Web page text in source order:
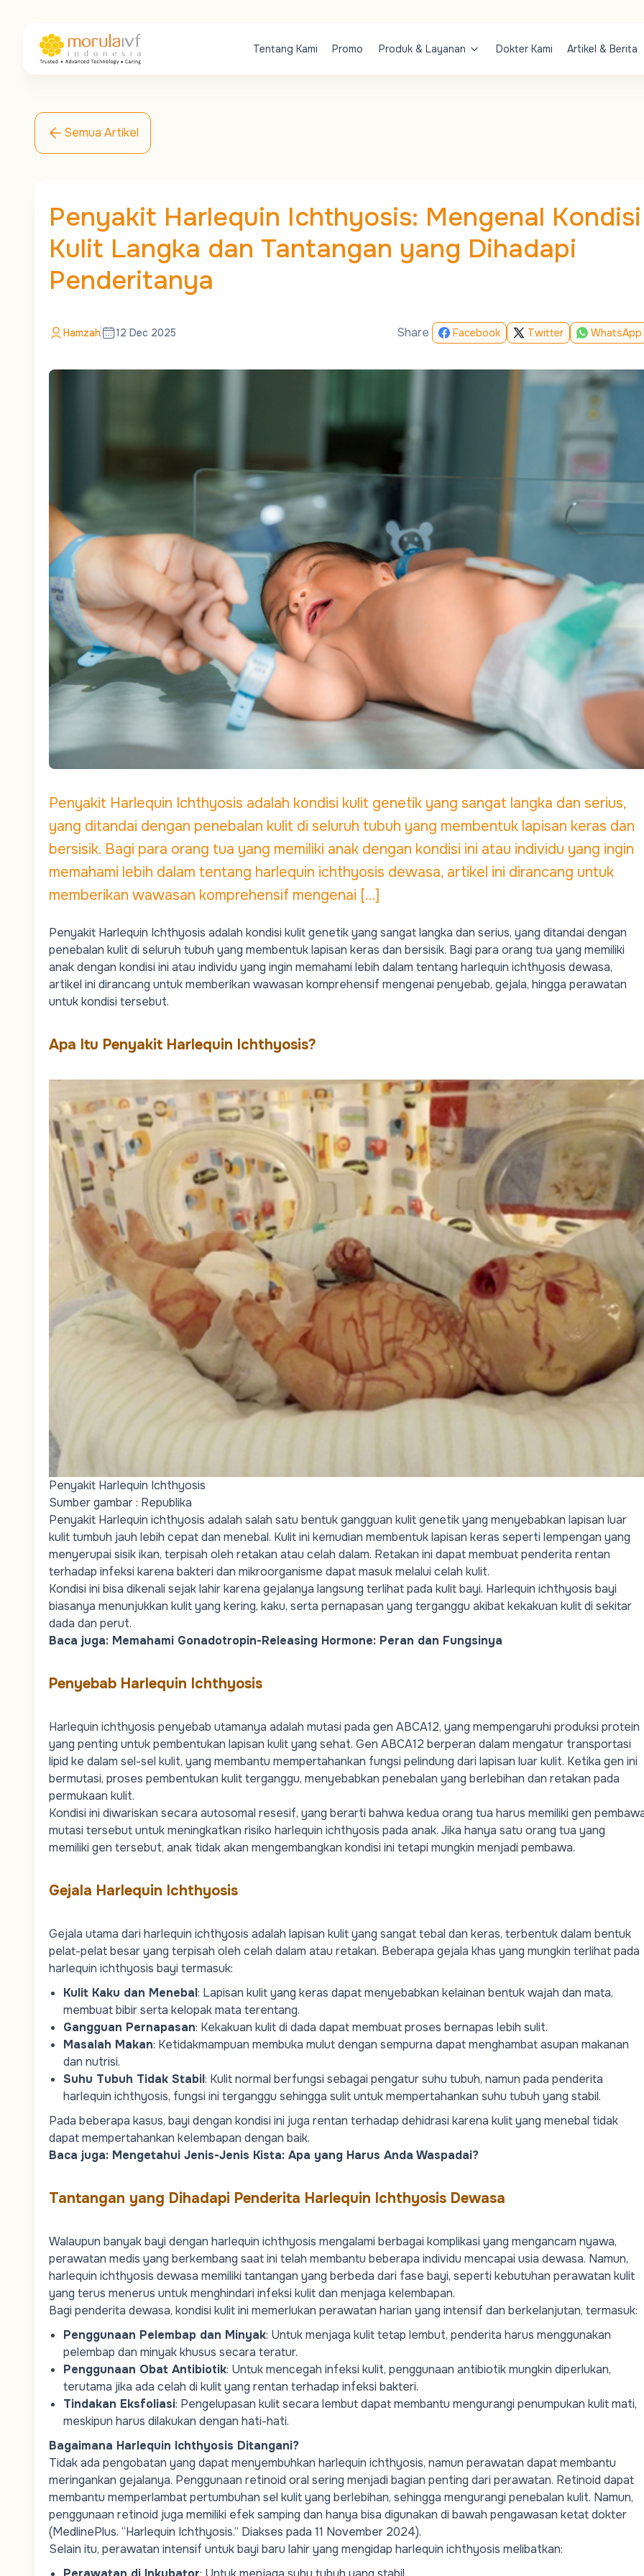
Tentang Kami Promo Produk & Layanan Dokter Kami Artikel & Berita
Semua Artikel
Penyakit Harlequin Ichthyosis: Mengenal Kondisi
Kulit Langka dan Tantangan yang Dihadapi
Penderitanya
Hamzah 12 Dec 2025 Share Facebook Twitter WhatsApp
Penyakit Harlequin Ichthyosis adalah kondisi kulit genetik yang sangat langka dan serius,
yang ditandai dengan penebalan kulit di seluruh tubuh yang membentuk lapisan keras dan
bersisik. Bagi para orang tua yang memiliki anak dengan kondisi ini atau individu yang ingin
memahami lebih dalam tentang harlequin ichthyosis dewasa, artikel ini dirancang untuk
memberikan wawasan komprehensif mengenai […]
Penyakit Harlequin Ichthyosis adalah kondisi kulit genetik yang sangat langka dan serius, yang ditandai dengan
penebalan kulit di seluruh tubuh yang membentuk lapisan keras dan bersisik. Bagi para orang tua yang memiliki
anak dengan kondisi ini atau individu yang ingin memahami lebih dalam tentang harlequin ichthyosis dewasa,
artikel ini dirancang untuk memberikan wawasan komprehensif mengenai penyebab, gejala, hingga perawatan
untuk kondisi tersebut.
Apa Itu Penyakit Harlequin Ichthyosis?
Penyakit Harlequin Ichthyosis
Sumber gambar : Republika
Penyakit Harlequin ichthyosis adalah salah satu bentuk gangguan kulit genetik yang menyebabkan lapisan luar
kulit tumbuh jauh lebih cepat dan menebal. Kulit ini kemudian membentuk lapisan keras seperti lempengan yang
menyerupai sisik ikan, terpisah oleh retakan atau celah dalam. Retakan ini dapat membuat penderita rentan
terhadap infeksi karena bakteri dan mikroorganisme dapat masuk melalui celah kulit.
Kondisi ini bisa dikenali sejak lahir karena gejalanya langsung terlihat pada kulit bayi. Harlequin ichthyosis bayi
biasanya menunjukkan kulit yang kering, kaku, serta pernapasan yang terganggu akibat kekakuan kulit di sekitar
dada dan perut.
Baca juga: Memahami Gonadotropin-Releasing Hormone: Peran dan Fungsinya
Penyebab Harlequin Ichthyosis
Harlequin ichthyosis penyebab utamanya adalah mutasi pada gen ABCA12, yang mempengaruhi produksi protein
yang penting untuk pembentukan lapisan kulit yang sehat. Gen ABCA12 berperan dalam mengatur transportasi
lipid ke dalam sel-sel kulit, yang membantu mempertahankan fungsi pelindung dari lapisan luar kulit. Ketika gen ini
bermutasi, proses pembentukan kulit terganggu, menyebabkan penebalan yang berlebihan dan retakan pada
permukaan kulit.
Kondisi ini diwariskan secara autosomal resesif, yang berarti bahwa kedua orang tua harus memiliki gen
mutasi tersebut untuk meningkatkan risiko harlequin ichthyosis pada anak. Jika hanya satu orang tua yang
memiliki gen tersebut, anak tidak akan mengembangkan kondisi ini tetapi mungkin menjadi pembawa.
Gejala Harlequin Ichthyosis
Gejala utama dari harlequin ichthyosis adalah lapisan kulit yang sangat tebal dan keras, terbentuk dalam bentuk
pelat-pelat besar yang terpisah oleh celah dalam atau retakan. Beberapa gejala khas yang mungkin terlihat pada
harlequin ichthyosis bayi termasuk:
Kulit Kaku dan Menebal: Lapisan kulit yang keras dapat menyebabkan kelainan bentuk wajah dan mata,
membuat bibir serta kelopak mata terentang.
Gangguan Pernapasan: Kekakuan kulit di dada dapat membuat proses bernapas lebih sulit.
Masalah Makan: Ketidakmampuan membuka mulut dengan sempurna dapat menghambat asupan makanan
dan nutrisi.
Suhu Tubuh Tidak Stabil: Kulit normal berfungsi sebagai pengatur suhu tubuh, namun pada penderita
harlequin ichthyosis, fungsi ini terganggu sehingga sulit untuk mempertahankan suhu tubuh yang stabil.
Pada beberapa kasus, bayi dengan kondisi ini juga rentan terhadap dehidrasi karena kulit yang menebal tidak
dapat mempertahankan kelembapan dengan baik.
Baca juga: Mengetahui Jenis-Jenis Kista: Apa yang Harus Anda Waspadai?
Tantangan yang Dihadapi Penderita Harlequin Ichthyosis Dewasa
Walaupun banyak bayi dengan harlequin ichthyosis mengalami berbagai komplikasi yang mengancam nyawa,
perawatan medis yang berkembang saat ini telah membantu beberapa individu mencapai usia dewasa. Namun,
harlequin ichthyosis dewasa memiliki tantangan yang berbeda dari fase bayi, seperti kebutuhan perawatan kulit
yang terus menerus untuk menghindari infeksi kulit dan menjaga kelembapan.
Bagi penderita dewasa, kondisi kulit ini memerlukan perawatan harian yang intensif dan berkelanjutan, termasuk:
Penggunaan Pelembap dan Minyak: Untuk menjaga kulit tetap lembut, penderita harus menggunakan
pelembap dan minyak khusus secara teratur.
Penggunaan Obat Antibiotik: Untuk mencegah infeksi kulit, penggunaan antibiotik mungkin diperlukan,
terutama jika ada celah di kulit yang rentan terhadap infeksi bakteri.
Tindakan Eksfoliasi: Pengelupasan kulit secara lembut dapat membantu mengurangi penumpukan kulit mati,
meskipun harus dilakukan dengan hati-hati.
Bagaimana Harlequin Ichthyosis Ditangani?
Tidak ada pengobatan yang dapat menyembuhkan harlequin ichthyosis, namun perawatan dapat membantu
meringankan gejalanya. Penggunaan retinoid oral sering menjadi bagian penting dari perawatan. Retinoid dapat
membantu memperlambat pertumbuhan sel kulit yang berlebihan, sehingga mengurangi penebalan kulit. Namun,
penggunaan retinoid juga memiliki efek samping dan hanya bisa digunakan di bawah pengawasan ketat dokter
(MedlinePlus. “Harlequin Ichthyosis.” Diakses pada 11 November 2024).
Selain itu, perawatan intensif untuk bayi baru lahir yang mengidap harlequin ichthyosis melibatkan: